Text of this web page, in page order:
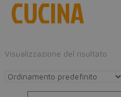
CUCINA
Visualizzazione del risultato